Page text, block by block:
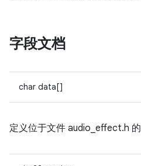
字段文档
char data[]
定义位于文件 audio_effect.h 的